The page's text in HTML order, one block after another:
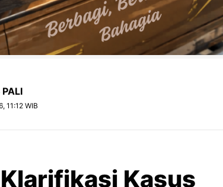
11:12 WIB
Klarifikasi Kasus